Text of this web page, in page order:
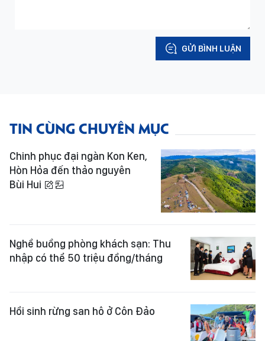
GỬI BÌNH LUẬN
TIN CÙNG CHUYÊN MỤC
Chinh phục đại ngàn Kon Ken,
Hòn Hỏa đến thảo nguyên
Bùi Hui
Nghề buồng phòng khách sạn: Thu
nhập có thể 50 triệu đồng/tháng
Hồi sinh rừng san hô ở Côn Đảo